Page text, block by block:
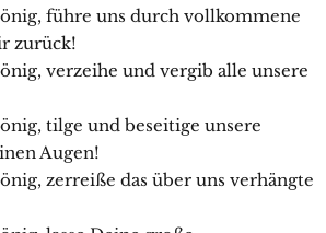
führe uns durch vollkommene
zurück!
verzeihe und vergib alle unsere
tilge und beseitige unsere
Augen!
zerreiße das über uns verhängte